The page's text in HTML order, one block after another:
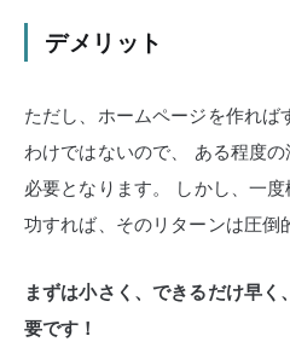
デメリット
ただし、ホームページを作れば
わけではないので、
ある程度
必要となります。
しかし、一
功すれば、そのリターンは圧倒
まずは小さく、できるだけ早
要です！